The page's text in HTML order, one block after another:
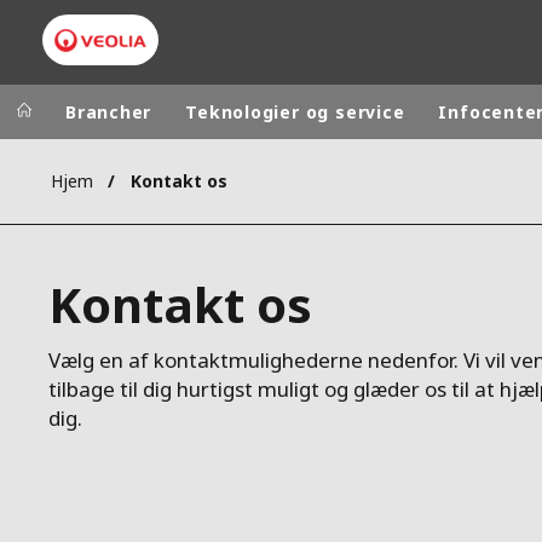
Worldwide
CHINA
DENMARK
Brancher Teknologier og service Infocenter
Hjem Kontakt os
Kontakt os
Vælg en af kontaktmulighederne nedenfor. Vi vil
tilbage til dig hurtigst muligt og glæder os til at
dig.